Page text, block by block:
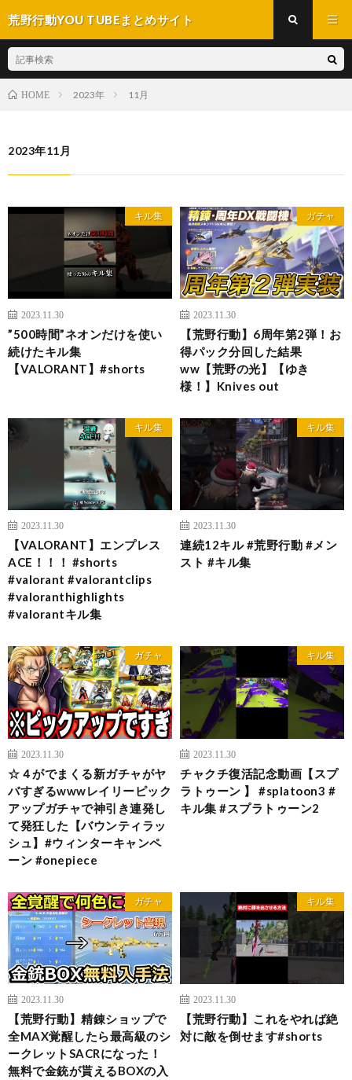
荒野行動YOU TUBEまとめサイト
HOME 2023年 11月
2023年11月
キル集
2023.11.30
”500時間”ネオンだけを使い
続けたキル集
【VALORANT】#shorts
ガチャ
2023.11.30
【荒野行動】6周年第2弾！お
得パック分回した結果
ww【荒野の光】【ゆき
様！】Knives out
キル集
2023.11.30
【VALORANT】エンプレス
ACE！！！ #shorts
#valorant #valorantclips
#valoranthighlights
#valorantキル集
キル集
2023.11.30
連続12キル #荒野行動 #メン
スト #キル集
ガチャ
2023.11.30
☆４がでまくる新ガチャがヤ
バすぎるwwwレイリーピック
アップガチャで神引き連発し
て発狂した【バウンティラッ
シュ】#ウィンターキャンペ
ーン #onepiece
キル集
2023.11.30
チャクチ復活記念動画【スプ
ラトゥーン 】 #splatoon3 #
キル集 #スプラトゥーン2
ガチャ
2023.11.30
【荒野行動】精錬ショップで
全MAX覚醒したら最高級のシ
ークレットSACRになった！
無料で金銃が貰えるBOXの入
キル集
2023.11.30
【荒野行動】これをやれば絶
対に敵を倒せます#shorts